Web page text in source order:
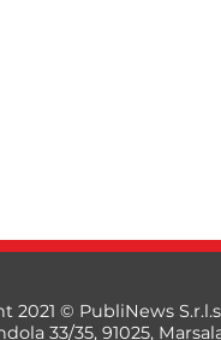
2021 © PubliNews
33/35, 91025,